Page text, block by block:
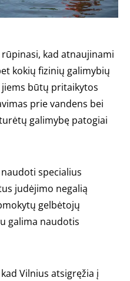
kad atnaujinami
kokių fizinių galimybių
būtų pritaikytos
prie vandens bei
galimybę patogiai
specialius
judėjimo negalią
gelbėtojų
galima naudotis
Vilnius atsigręžia į